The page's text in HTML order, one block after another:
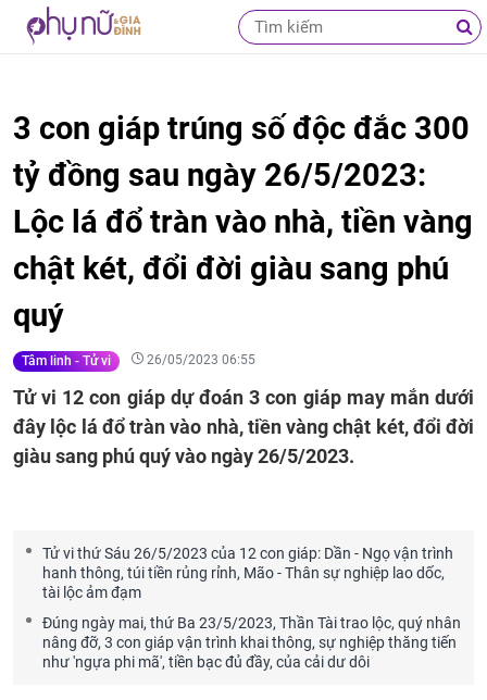
3 con giáp trúng số độc đắc 300
tỷ đồng sau ngày 26/5/2023:
Lộc lá đổ tràn vào nhà, tiền vàng
chật két, đổi đời giàu sang phú
quý
Tâm linh - Tử vi 26/05/2023 06:55
Tử vi 12 con giáp dự đoán 3 con giáp may mắn dưới
đây lộc lá đổ tràn vào nhà, tiền vàng chật két, đổi đời
giàu sang phú quý vào ngày 26/5/2023.
Tử vi thứ Sáu 26/5/2023 của 12 con giáp: Dần - Ngọ vận trình
hanh thông, túi tiền rủng rỉnh, Mão - Thân sự nghiệp lao dốc,
tài lộc ảm đạm
Đúng ngày mai, thứ Ba 23/5/2023, Thần Tài trao lộc, quý nhân
nâng đỡ, 3 con giáp vận trình khai thông, sự nghiệp thăng tiến
như 'ngựa phi mã', tiền bạc đủ đầy, của cải dư dôi